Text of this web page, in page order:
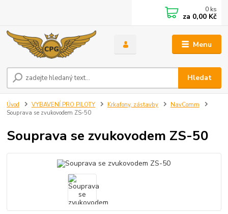
Menu
Hledat
0 ks
za 0,00 Kč
Úvod VYBAVENÍ PRO PILOTY Krkafony, zástavby
NavComm
Souprava se zvukovodem ZS-50
Souprava se zvukovodem ZS-50